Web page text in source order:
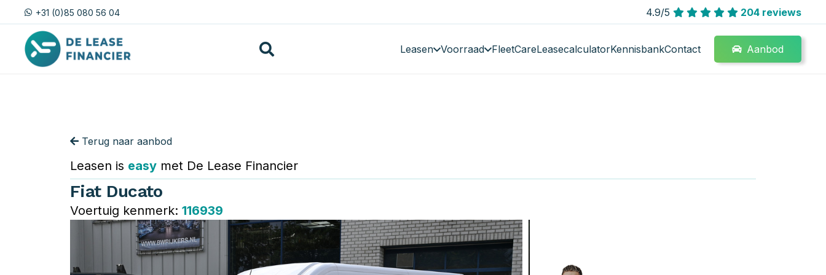
+31 (0)85 080 56 04 4.9/5 204 reviews
Leasen Voorraad FleetCareLeasecalculatorKennisbankContact Aanbod
Terug naar aanbod
Leasen is easy met De Lease Financier
Fiat Ducato
Voertuig kenmerk: 116939